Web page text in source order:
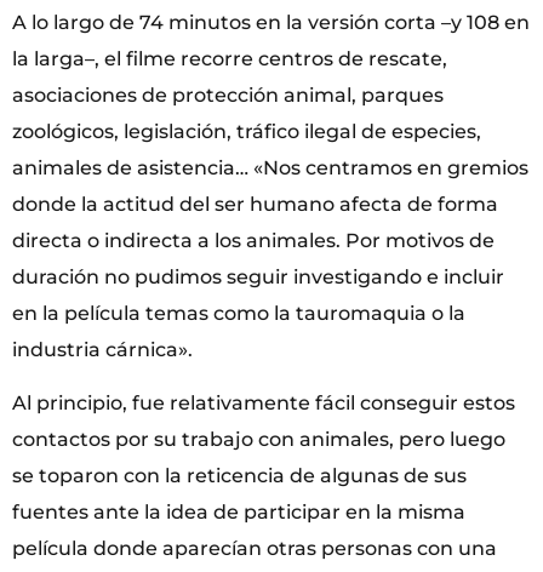
A lo largo de 74 minutos en la versión corta –y 108 en
la larga–, el filme recorre centros de rescate,
asociaciones de protección animal, parques
zoológicos, legislación, tráfico ilegal de especies,
animales de asistencia… «Nos centramos en gremios
donde la actitud del ser humano afecta de forma
directa o indirecta a los animales. Por motivos de
duración no pudimos seguir investigando e incluir
en la película temas como la tauromaquia o la
industria cárnica».
Al principio, fue relativamente fácil conseguir estos
contactos por su trabajo con animales, pero luego
se toparon con la reticencia de algunas de sus
fuentes ante la idea de participar en la misma
película donde aparecían otras personas con una